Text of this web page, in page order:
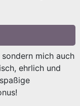
mich auch
ehrlich und